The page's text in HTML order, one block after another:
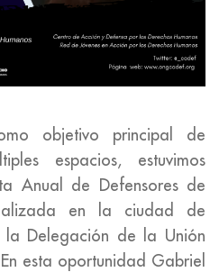
objetivo principal de
espacios, estuvimos
Anual de Defensores de
en la ciudad de
Delegación de la Unión
esta oportunidad Gabriel